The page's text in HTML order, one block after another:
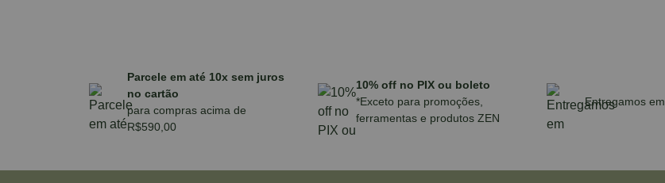
Parcele em até 10x sem juros
no cartão
para compras acima de
R$590,00
10% off no PIX ou boleto
*Exceto para promoções,
ferramentas e produtos ZEN
Entregamos em